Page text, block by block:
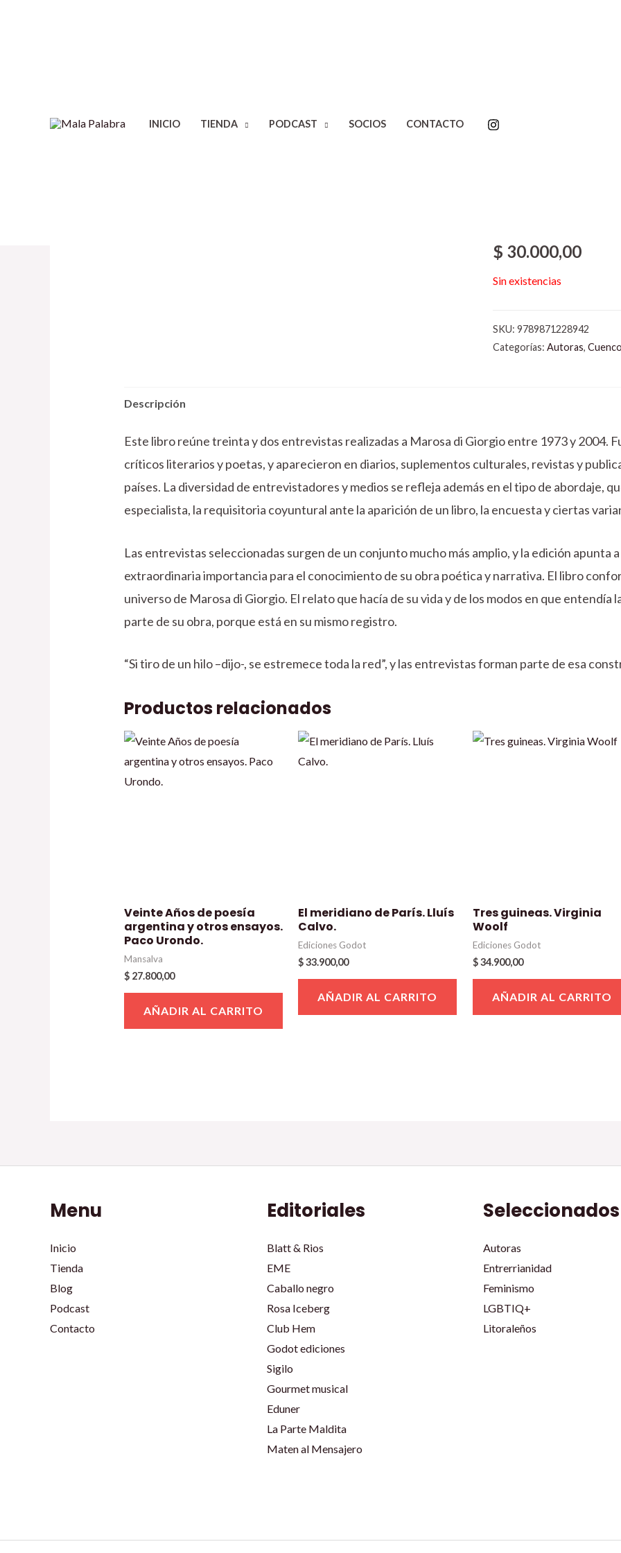
INICIO TIENDA PODCAST SOCIOS CONTACTO
Entrevistas. Marosa di
$ 30.000,00
Sin existencias
SKU:9789871228942
Categorías:Autoras,
Descripción
Este libro reúne treinta y dos entrevistas realizadas a Marosa di Giorgio entre 1973 y 2004.
críticos literarios y poetas, y aparecieron en diarios, suplementos culturales, revistas y
países. La diversidad de entrevistadores y medios se refleja además en el tipo de abordaje,
especialista, la requisitoria coyuntural ante la aparición de un libro, la encuesta y ciertas
Las entrevistas seleccionadas surgen de un conjunto mucho más amplio, y la edición apunta
extraordinaria importancia para el conocimiento de su obra poética y narrativa. El libro
universo de Marosa di Giorgio. El relato que hacía de su vida y de los modos en que entendía
parte de su obra, porque está en su mismo registro.
“Si tiro de un hilo –dijo-, se estremece toda la red”, y las entrevistas forman parte de esa
Productos relacionados
Veinte Años de poesía
argentina y otros ensayos.
Paco Urondo.
Mansalva
$27.800,00
AÑADIR AL CARRITO
El meridiano de París. Lluís
Calvo.
Ediciones Godot
$33.900,00
AÑADIR AL CARRITO
Tres guineas. Virginia
Woolf
Ediciones Godot
$34.900,00
AÑADIR AL CARRITO
Menu
Inicio
Tienda
Blog
Podcast
Contacto
Editoriales
Blatt & Rios
EME
Caballo negro
Rosa Iceberg
Club Hem
Godot ediciones
Sigilo
Gourmet musical
Eduner
La Parte Maldita
Maten al Mensajero
Seleccionados
Autoras
Entrerrianidad
Feminismo
LGBTIQ+
Litoraleños